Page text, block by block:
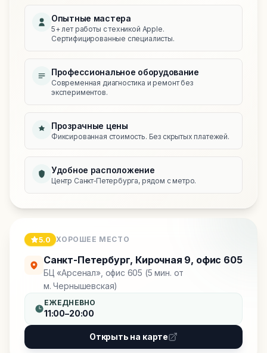
Опытные мастера
5+ лет работы с техникой Apple.
Сертифицированные специалисты.
Профессиональное оборудование
Современная диагностика и ремонт без
экспериментов.
Прозрачные цены
Фиксированная стоимость. Без скрытых платежей.
Удобное расположение
Центр Санкт‑Петербурга, рядом с метро.
5.0 ХОРОШЕЕ МЕСТО
Санкт-Петербург, Кирочная 9, офис 605
БЦ «Арсенал», офис 605 (5 мин. от
м. Чернышевская)
ЕЖЕДНЕВНО
11:00–20:00
Открыть на карте